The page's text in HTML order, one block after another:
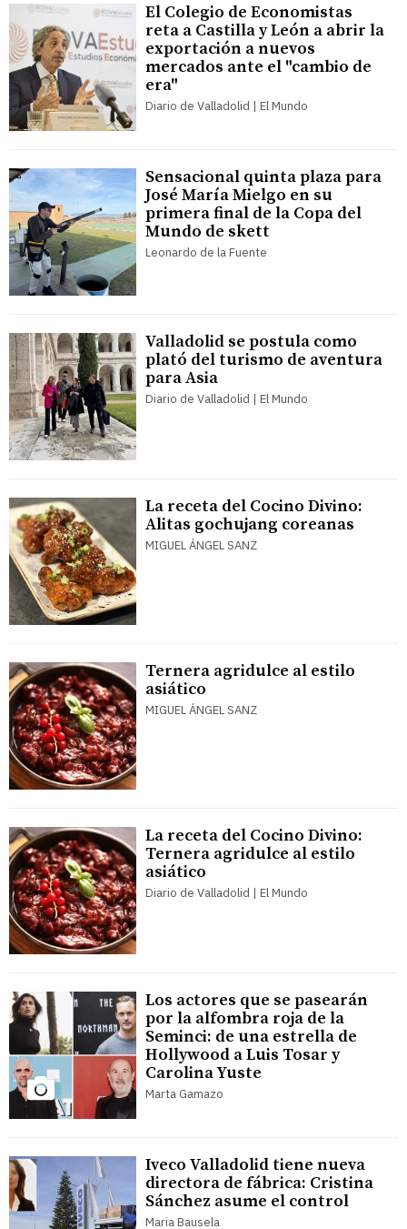
El Colegio de Economistas
reta a Castilla y León a abrir la
exportación a nuevos
mercados ante el "cambio de
era"
Diario de Valladolid | El Mundo
Sensacional quinta plaza para
José María Mielgo en su
primera final de la Copa del
Mundo de skett
Leonardo de la Fuente
Valladolid se postula como
plató del turismo de aventura
para Asia
Diario de Valladolid | El Mundo
La receta del Cocino Divino:
Alitas gochujang coreanas
MIGUEL ÁNGEL SANZ
Ternera agridulce al estilo
asiático
MIGUEL ÁNGEL SANZ
La receta del Cocino Divino:
Ternera agridulce al estilo
asiático
Diario de Valladolid | El Mundo
Los actores que se pasearán
por la alfombra roja de la
Seminci: de una estrella de
Hollywood a Luis Tosar y
Carolina Yuste
Marta Gamazo
Iveco Valladolid tiene nueva
directora de fábrica: Cristina
Sánchez asume el control
Maria Bausela